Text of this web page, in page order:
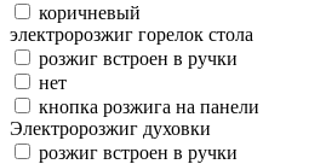
коричневый
электророзжиг горелок стола
розжиг встроен в ручки
нет
кнопка розжига на панели
Электророзжиг духовки
розжиг встроен в ручки